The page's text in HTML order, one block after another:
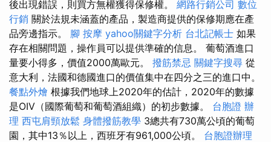
後出現錯誤，則買方無權獲得保修權。 網路行銷公司 數位
行銷 關於法規未涵蓋的產品，製造商提供的保修期應在產
品旁邊指示。 腳 按摩 yahoo關鍵字分析 台北記帳士 如果
存在相關問題，操作員可以提供準確的信息。 葡萄酒進口
量要小得多，價值2000萬歐元。 撥筋禁忌 關鍵字搜尋 從
意大利，法國和德國進口的價值集中在四分之三的進口中。
餐點外燴 根據我們地球上2020年的估計，2020年的數據
是OIV（國際葡萄和葡萄酒組織）的初步數據。 台胞證 辦
理 西屯肩頸放鬆 身體撥筋教學 3總共有730萬公頃的葡萄
園，其中13％以上，西班牙有961,000公頃。 台胞證辦理